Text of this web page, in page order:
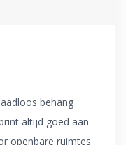
behang
altijd goed aan
openbare ruimtes